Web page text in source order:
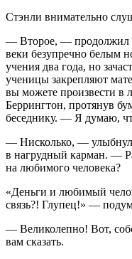
Стэнли внимательно
— Второе, — продолжил
веки безупречно белым
учения два года, но
ученицы закрепляют
вы можете произвести в
Беррингтон, протянув
беседнику. — Я думаю,
— Нисколько, —
в нагрудный карман. —
на любимого человека?
«Деньги и любимый
связь?! Глупец!» —
— Великолепно! Вот,
вам сказать.